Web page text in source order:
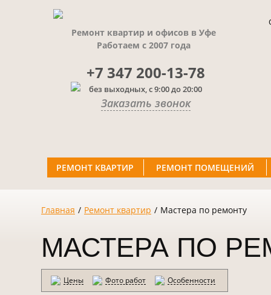
Ремонт квартир и офисов в Уфе
Работаем с 2007 года
+7 347 200-13-78
без выходных, с 9:00 до 20:00
Заказать звонок
РЕМОНТ КВАРТИР РЕМОНТ ПОМЕЩЕНИЙ
Главная / Ремонт квартир / Мастера по ремонту
МАСТЕРА ПО
Цены Фото работ Особенности